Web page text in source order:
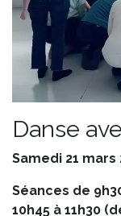
Danse
Samedi 21 mars
Séances de
10h45 à 11h30